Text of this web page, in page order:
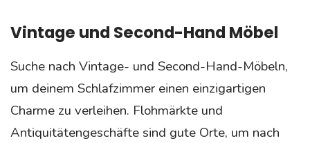
Vintage und Second-Hand Möbel
Suche nach Vintage- und Second-Hand-Möbeln,
um deinem Schlafzimmer einen einzigartigen
Charme zu verleihen. Flohmärkte und
Antiquitätengeschäfte sind gute Orte, um nach